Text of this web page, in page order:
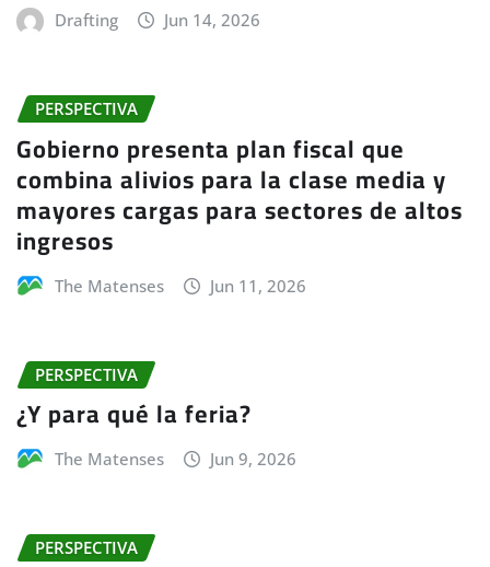
Drafting Jun 14, 2026
PERSPECTIVA
Gobierno presenta plan fiscal que
combina alivios para la clase media y
mayores cargas para sectores de altos
ingresos
The Matenses Jun 11, 2026
PERSPECTIVA
¿Y para qué la feria?
The Matenses Jun 9, 2026
PERSPECTIVA